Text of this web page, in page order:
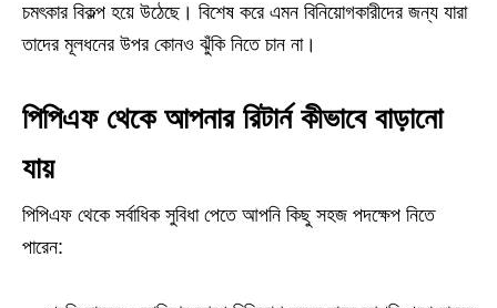
চমৎকার বিকল্প হয়ে উঠেছে। বিশেষ করে এমন বিনিয়োগকারীদের জন্য যারা
তাদের মূলধনের উপর কোনও ঝুঁকি নিতে চান না।
পিপিএফ থেকে আপনার রিটার্ন কীভাবে বাড়ানো
যায়
পিপিএফ থেকে সর্বাধিক সুবিধা পেতে আপনি কিছু সহজ পদক্ষেপ নিতে
পারেন: